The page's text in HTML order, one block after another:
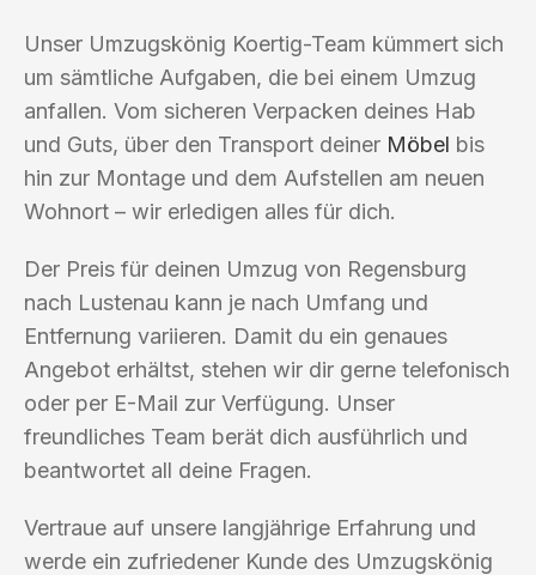
Unser Umzugskönig Koertig-Team kümmert sich
um sämtliche Aufgaben, die bei einem Umzug
anfallen. Vom sicheren Verpacken deines Hab
und Guts, über den Transport deiner Möbel bis
hin zur Montage und dem Aufstellen am neuen
Wohnort – wir erledigen alles für dich.
Der Preis für deinen Umzug von Regensburg
nach Lustenau kann je nach Umfang und
Entfernung variieren. Damit du ein genaues
Angebot erhältst, stehen wir dir gerne telefonisch
oder per E-Mail zur Verfügung. Unser
freundliches Team berät dich ausführlich und
beantwortet all deine Fragen.
Vertraue auf unsere langjährige Erfahrung und
werde ein zufriedener Kunde des Umzugskönig